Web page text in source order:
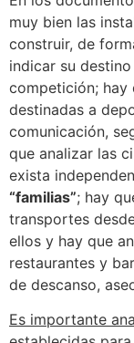
muy bien las
construir, de
indicar su
competición; hay
destinadas a
comunicación,
que analizar las
exista
“familias”; hay
transportes
ellos y hay que
restaurantes y
de descanso,
Es importante